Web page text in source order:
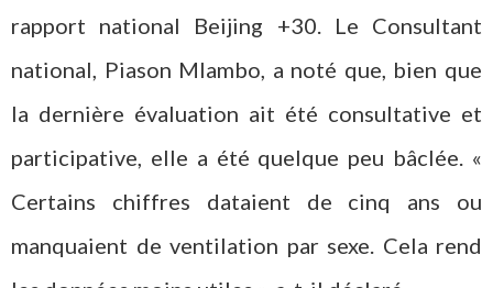
rapport national Beijing +30. Le Consultant
national, Piason Mlambo, a noté que, bien que
la dernière évaluation ait été consultative et
participative, elle a été quelque peu bâclée. «
Certains chiffres dataient de cinq ans ou
manquaient de ventilation par sexe. Cela rend